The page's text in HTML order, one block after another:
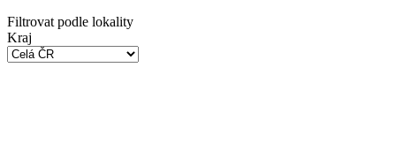
Filtrovat podle lokality
Kraj